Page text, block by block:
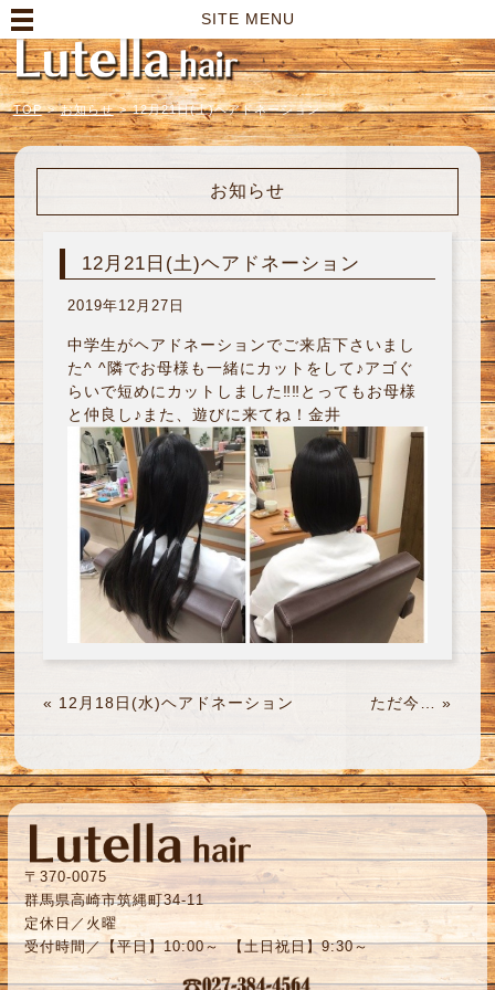
SITE MENU
TOP > お知らせ > 12月21日(土)ヘアドネーション
お知らせ
12月21日(土)ヘアドネーション
2019年12月27日
中学生がヘアドネーションでご来店下さいまし
た^ ^隣でお母様も一緒にカットをして♪アゴぐ
らいで短めにカットしました‼︎‼︎とってもお母様
と仲良し♪また、遊びに来てね！金井
« 12月18日(水)ヘアドネーション ただ今… »
〒370-0075
群馬県高崎市筑縄町34-11
定休日／火曜
受付時間／【平日】10:00～ 【土日祝日】9:30～